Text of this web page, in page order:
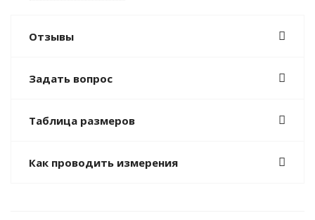
Отзывы
Задать вопрос
Таблица размеров
Как проводить измерения